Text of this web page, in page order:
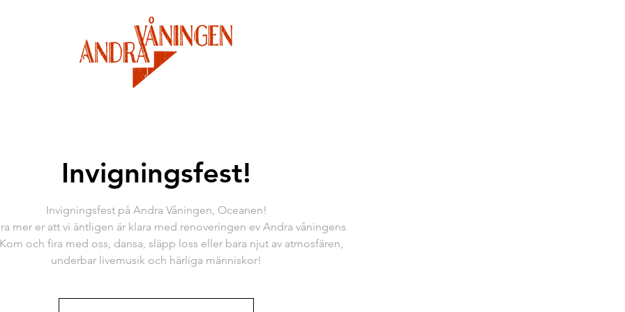
Invigningsfest!
Invigningsfest på Andra Våningen, Oceanen!
mer er att vi äntligen är klara med renoveringen ev Andra våningens
och fira med oss, dansa, släpp loss eller bara njut av atmosfären,
underbar livemusik och härliga människor!